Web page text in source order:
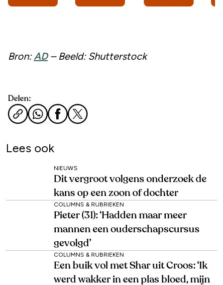
Bron: AD– Beeld: Shutterstock
Delen:
Lees ook
NIEUWS
Dit vergroot volgens onderzoek de
kans op een zoon of dochter
COLUMNS & RUBRIEKEN
Pieter (31): ‘Hadden maar meer
mannen een ouderschapscursus
gevolgd’
COLUMNS & RUBRIEKEN
Een buik vol met Shar uit Croos: ‘Ik
werd wakker in een plas bloed, mijn